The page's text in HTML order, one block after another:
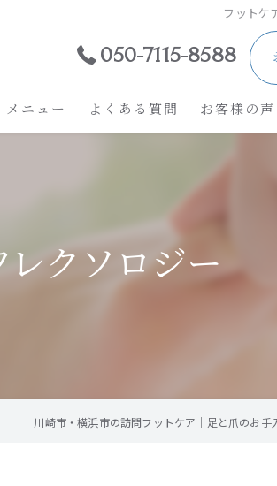
フットケ
050-7115-8588
メニュー よくある質問 お客様の声
レクソロジー
川崎市・横浜市の訪問フットケア｜足と爪のお